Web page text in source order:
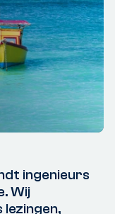
ingenieurs
Wij